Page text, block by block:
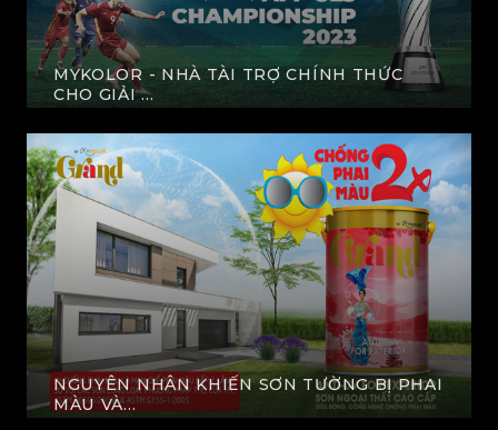
MYKOLOR - NHÀ TÀI TRỢ CHÍNH THỨC
CHO GIẢI ...
XEM THÊM
NGUYÊN NHÂN KHIẾN SƠN TƯỜNG BỊ PHAI
MÀU VÀ...